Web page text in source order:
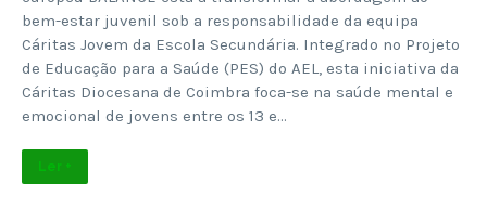
bem-estar juvenil sob a responsabilidade da equipa
Cáritas Jovem da Escola Secundária. Integrado no Projeto
de Educação para a Saúde (PES) do AEL, esta iniciativa da
Cáritas Diocesana de Coimbra foca-se na saúde mental e
emocional de jovens entre os 13 e…
Ler +